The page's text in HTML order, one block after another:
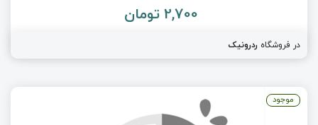
2,700 تومان
در فروشگاه ردرونیک
موجود